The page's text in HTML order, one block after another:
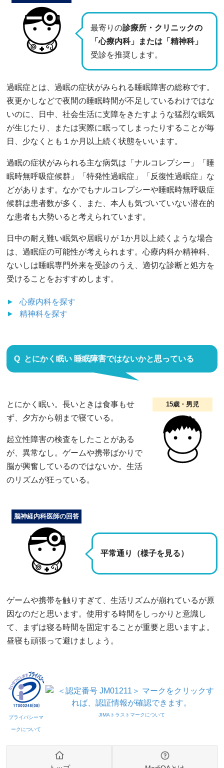
最寄りの診療所・クリニックの
「心療内科」または「精神科」
受診を推奨します。
過眠症とは、過眠の症状がみられる睡眠障害の総称です。
夜更かしなどで夜間の睡眠時間が不足しているわけではな
いのに、日中、社会生活に支障をきたすような猛烈な眠気
が生じたり、または実際に眠ってしまったりすることが毎
日、少なくとも１か月以上続く状態をいいます。
過眠の症状がみられる主な病気は「ナルコレプシー」「睡
眠時無呼吸症候群」「特発性過眠症」「反復性過眠症」な
どがあります。なかでもナルコレプシーや睡眠時無呼吸症
候群は患者数が多く、また、本人も気づいていない潜在的
な患者も大勢いると考えられています。
日中の耐え難い眠気や居眠りが 1か月以上続くような場合
は、過眠症の可能性が考えられます。心療内科か精神科、
ないしは睡眠専門外来を受診のうえ、適切な診断と処方を
受けることをおすすめします。
心療内科を探す
精神科を探す
とにかく眠い 睡眠障害ではないかと思っている
15歳・男児
とにかく眠い。長いときは食事もせ
ず、夕方から朝まで寝ている。
起立性障害の検査をしたことがある
が、異常なし。ゲームや携帯ばかりで
脳が興奮しているのではないか。生活
のリズムが狂っている。
平常通り（様子を見る）
脳神経内科医師の回答
ゲームや携帯を触りすぎて、生活リズムが崩れているが原
因なのだと思います。使用する時間をしっかりと意識し
て、まずは寝る時間を固定することが重要と思いますよ。
昼寝も頑張って避けましょう。